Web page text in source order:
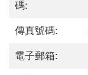
碼:
傳真號碼:
電子郵箱: